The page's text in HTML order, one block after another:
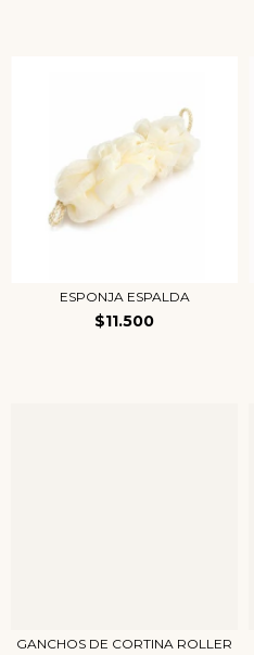
ESPONJA ESPALDA
$11.500
GANCHOS DE CORTINA ROLLER